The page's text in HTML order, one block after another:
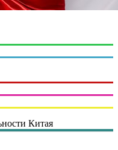
Китая